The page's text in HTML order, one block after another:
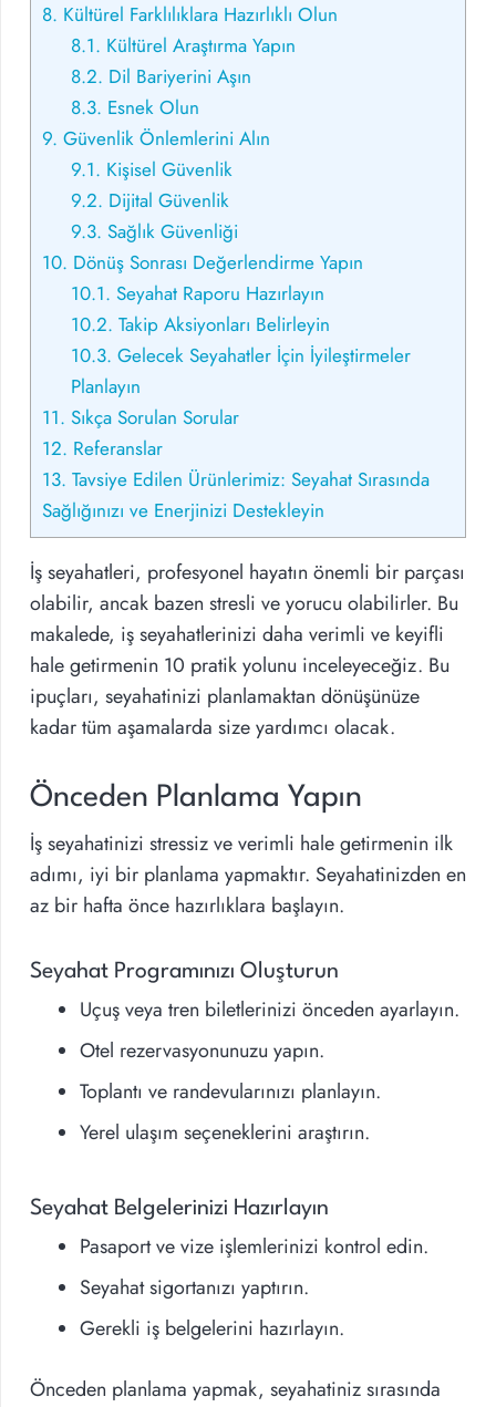
8. Kültürel Farklılıklara Hazırlıklı Olun
8.1. Kültürel Araştırma Yapın
8.2. Dil Bariyerini Aşın
8.3. Esnek Olun
9. Güvenlik Önlemlerini Alın
9.1. Kişisel Güvenlik
9.2. Dijital Güvenlik
9.3. Sağlık Güvenliği
10. Dönüş Sonrası Değerlendirme Yapın
10.1. Seyahat Raporu Hazırlayın
10.2. Takip Aksiyonları Belirleyin
10.3. Gelecek Seyahatler İçin İyileştirmeler
Planlayın
11. Sıkça Sorulan Sorular
12. Referanslar
13. Tavsiye Edilen Ürünlerimiz: Seyahat Sırasında
Sağlığınızı ve Enerjinizi Destekleyin
İş seyahatleri, profesyonel hayatın önemli bir parçası
olabilir, ancak bazen stresli ve yorucu olabilirler. Bu
makalede, iş seyahatlerinizi daha verimli ve keyifli
hale getirmenin 10 pratik yolunu inceleyeceğiz. Bu
ipuçları, seyahatinizi planlamaktan dönüşünüze
kadar tüm aşamalarda size yardımcı olacak.
Önceden Planlama Yapın
İş seyahatinizi stressiz ve verimli hale getirmenin ilk
adımı, iyi bir planlama yapmaktır. Seyahatinizden en
az bir hafta önce hazırlıklara başlayın.
Seyahat Programınızı Oluşturun
Uçuş veya tren biletlerinizi önceden ayarlayın.
Otel rezervasyonunuzu yapın.
Toplantı ve randevularınızı planlayın.
Yerel ulaşım seçeneklerini araştırın.
Seyahat Belgelerinizi Hazırlayın
Pasaport ve vize işlemlerinizi kontrol edin.
Seyahat sigortanızı yaptırın.
Gerekli iş belgelerini hazırlayın.
Önceden planlama yapmak, seyahatiniz sırasında